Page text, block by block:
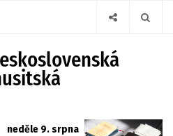
neděle 9. srpna